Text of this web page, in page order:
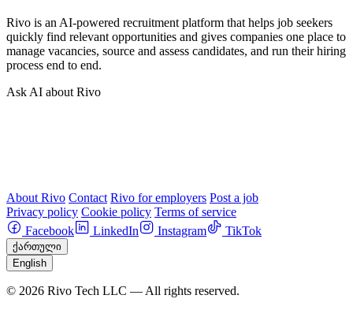
Rivo is an AI-powered recruitment platform that helps job seekers
quickly find relevant opportunities and gives companies one place to
manage vacancies, source and assess candidates, and run their hiring
process end to end.
Ask AI about Rivo
About Rivo Contact Rivo for employers Post a job
Privacy policy Cookie policy Terms of service
Facebook
LinkedIn Instagram TikTok
ქართული
English
© 2026 Rivo Tech LLC — All rights reserved.